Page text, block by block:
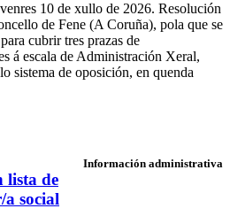
10 de xullo de 2026. Resolución
de Fene (A Coruña), pola que se
cubrir tres prazas de
á escala de Administración Xeral,
sistema de oposición, en quenda
Información administrativa
lista de
social